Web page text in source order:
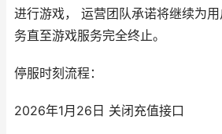
进行游戏， 运营团队承诺将继续为
务直至游戏服务完全终止。
停服时刻流程：
2026年1月26日 关闭充值接口